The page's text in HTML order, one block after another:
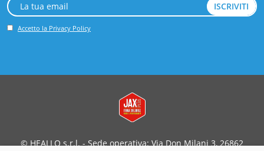
Accetto la Privacy Policy
© HEALLO s.r.l. - Sede operativa: Via Don Milani 3, 26862